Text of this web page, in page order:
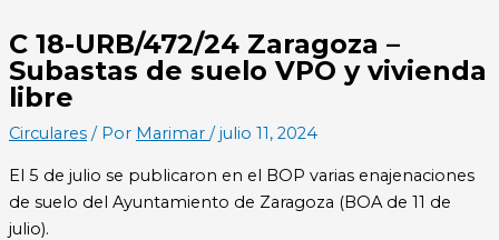
C 18-URB/472/24 Zaragoza –
Subastas de suelo VPO y vivienda
libre
Circulares / Por Marimar / julio 11, 2024
El 5 de julio se publicaron en el BOP varias enajenaciones
de suelo del Ayuntamiento de Zaragoza (BOA de 11 de
julio).